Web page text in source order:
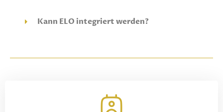
Kann ELO integriert werden?